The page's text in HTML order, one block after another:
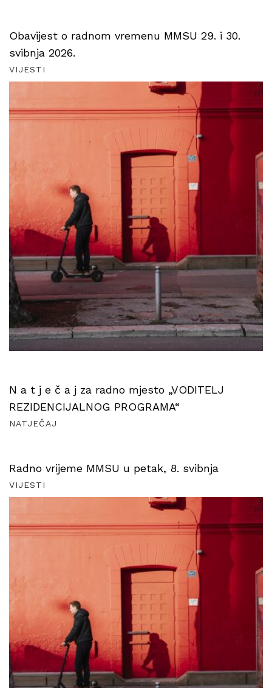
Obavijest o radnom vremenu MMSU 29. i 30.
svibnja 2026.
VIJESTI
N a t j e č a j za radno mjesto „VODITELJ
REZIDENCIJALNOG PROGRAMA“
NATJEČAJ
Radno vrijeme MMSU u petak, 8. svibnja
VIJESTI